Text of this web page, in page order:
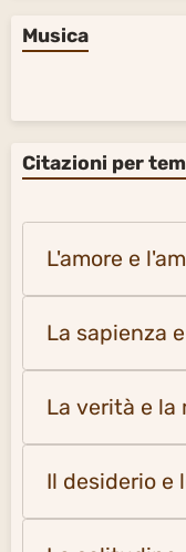
Musica
Citazioni per
L'amore e
La sapienza
La verità e la
Il desiderio e